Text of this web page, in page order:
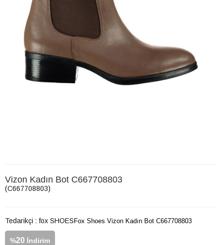
Vizon Kadın Bot C667708803
(C667708803)
Tedarikçi : fox SHOES
%20 İndirim
Fox Shoes Vizon Kadın Bot C667708803